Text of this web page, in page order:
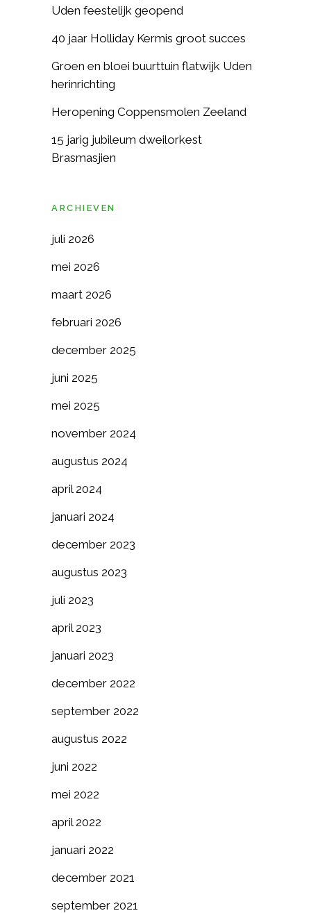
Uden feestelijk geopend
40 jaar Holliday Kermis groot succes
Groen en bloei buurttuin flatwijk Uden
herinrichting
Heropening Coppensmolen Zeeland
15 jarig jubileum dweilorkest
Brasmasjien
ARCHIEVEN
juli 2026
mei 2026
maart 2026
februari 2026
december 2025
juni 2025
mei 2025
november 2024
augustus 2024
april 2024
januari 2024
december 2023
augustus 2023
juli 2023
april 2023
januari 2023
december 2022
september 2022
augustus 2022
juni 2022
mei 2022
april 2022
januari 2022
december 2021
september 2021